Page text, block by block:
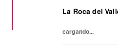
icònic fundador,
La Roca del
cargando...